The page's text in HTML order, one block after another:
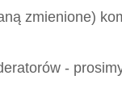
zmienione)
-